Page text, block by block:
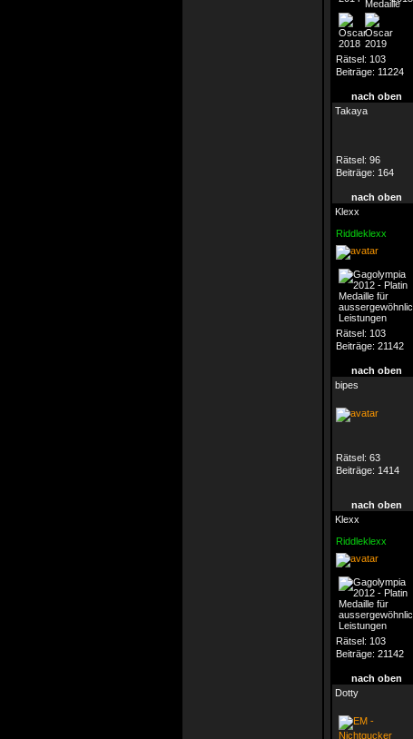
Rätsel: 103
Beiträge: 11224
nach oben
Takaya
Rätsel: 96
Beiträge: 164
nach oben
Klexx
Riddleklexx
Rätsel: 103
Beiträge: 21142
nach oben
bipes
Rätsel: 63
Beiträge: 1414
nach oben
Klexx
Riddleklexx
Rätsel: 103
Beiträge: 21142
nach oben
Dotty